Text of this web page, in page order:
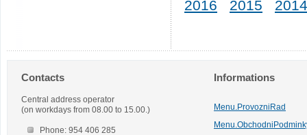
2016
2015 2014
Contacts
Central address operator
(on workdays from 08.00 to 15.00.)
Phone: 954 406 285
Informations
Menu.ProvozniRad